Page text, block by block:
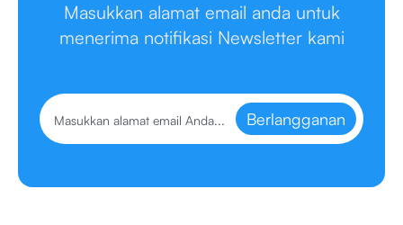
Masukkan alamat email anda untuk
menerima notifikasi Newsletter kami
Berlangganan